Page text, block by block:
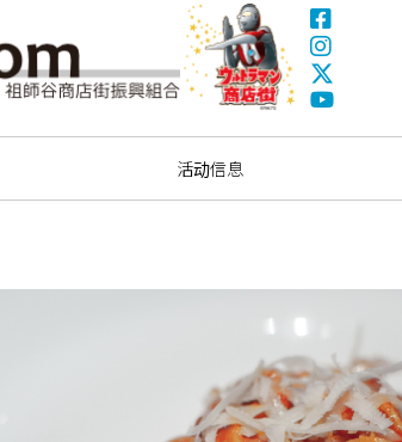
Facebook
Instagram
X(Twitter)
活动信息